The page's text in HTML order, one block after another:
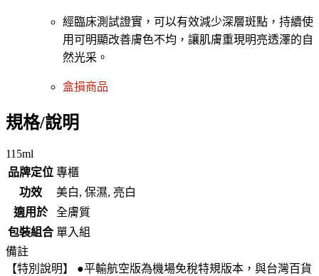
經臨床測試證實，可以有效減少深層斑點，持續使
用可明顯改善膚色不均，讓肌膚重現明亮透澤的自
然光采。
盒損商品
規格/說明
115ml
品牌定位 專櫃
功效
美白, 保濕, 亮白
適用於
全膚質
包裝組合 單入組
備註
【特別說明】 ●平輸航空版為機場免稅特規版本，與台灣百貨